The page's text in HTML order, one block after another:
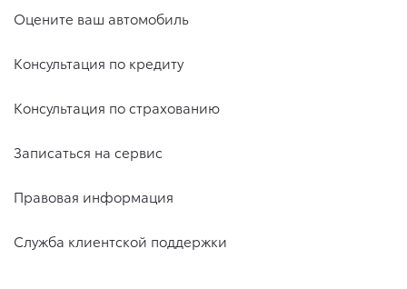
Оцените ваш автомобиль
Консультация по кредиту
Консультация по страхованию
Записаться на сервис
Правовая информация
Служба клиентской поддержки